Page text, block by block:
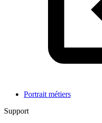
Portrait métiers
Support